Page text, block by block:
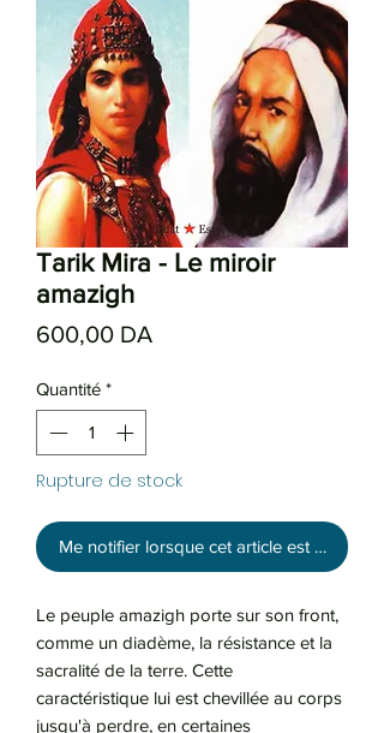
Tarik Mira - Le miroir
amazigh
600,00 DA
Quantité *
Rupture de stock
Me notifier lorsque cet article est disponible
Le peuple amazigh porte sur son front,
comme un diadème, la résistance et la
sacralité de la terre. Cette
caractéristique lui est chevillée au corps
jusqu'à perdre, en certaines